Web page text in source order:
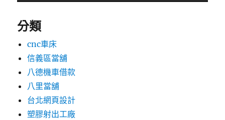
分類
cnc車床
信義區當舖
八德機車借款
八里當舖
台北網頁設計
塑膠射出工廠